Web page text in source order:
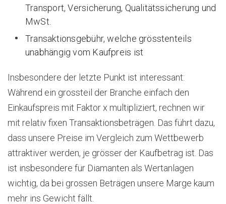
Transport, Versicherung, Qualitätssicherung und
MwSt.
Transaktionsgebühr, welche grösstenteils
unabhängig vom Kaufpreis ist
Insbesondere der letzte Punkt ist interessant:
Während ein grossteil der Branche einfach den
Einkaufspreis mit Faktor x multipliziert, rechnen wir
mit relativ fixen Transaktionsbeträgen. Das führt dazu,
dass unsere Preise im Vergleich zum Wettbewerb
attraktiver werden, je grösser der Kaufbetrag ist. Das
ist insbesondere für Diamanten als Wertanlagen
wichtig, da bei grossen Beträgen unsere Marge kaum
mehr ins Gewicht fällt.